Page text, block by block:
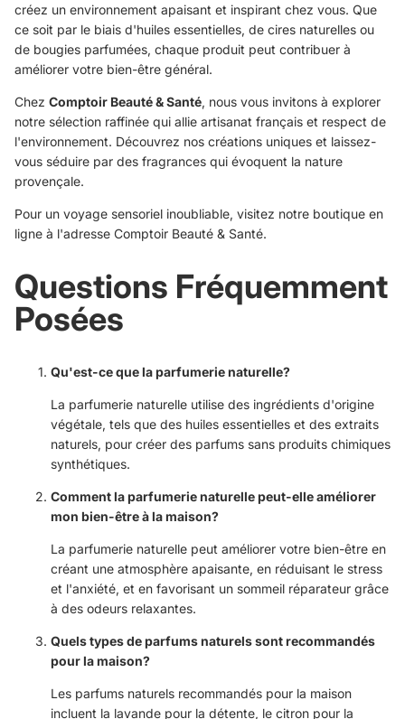
créez un environnement apaisant et inspirant chez vous. Que
ce soit par le biais d'huiles essentielles, de cires naturelles ou
de bougies parfumées, chaque produit peut contribuer à
améliorer votre bien-être général.
Chez Comptoir Beauté & Santé, nous vous invitons à explorer
notre sélection raffinée qui allie artisanat français et respect de
l'environnement. Découvrez nos créations uniques et laissez-
vous séduire par des fragrances qui évoquent la nature
provençale.
Pour un voyage sensoriel inoubliable, visitez notre boutique en
ligne à l'adresse Comptoir Beauté & Santé.
Questions Fréquemment
Posées
Qu'est-ce que la parfumerie naturelle?
La parfumerie naturelle utilise des ingrédients d'origine
végétale, tels que des huiles essentielles et des extraits
naturels, pour créer des parfums sans produits chimiques
synthétiques.
Comment la parfumerie naturelle peut-elle améliorer
mon bien-être à la maison?
La parfumerie naturelle peut améliorer votre bien-être en
créant une atmosphère apaisante, en réduisant le stress
et l'anxiété, et en favorisant un sommeil réparateur grâce
à des odeurs relaxantes.
Quels types de parfums naturels sont recommandés
pour la maison?
Les parfums naturels recommandés pour la maison
incluent la lavande pour la détente, le citron pour la